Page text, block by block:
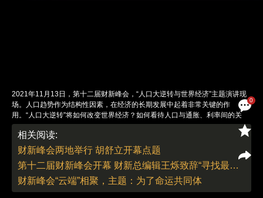
0
2021年11月13日，第十二届财新峰会，“人口大逆转与世界经济”主题演讲现
场。人口趋势作为结构性因素，在经济的长期发展中起着非常关键的作
用。“人口大逆转”将如何改变世界经济？如何看待人口与通胀、利率间的关
系？中国和世界如何共同应对人口老龄化给生产率和经济增长等造成的冲击？
嘉宾围绕以上问题发表演讲。图/财新记者 张芮雪 实习记者 丁可
责任编辑：白雪 | 版面编辑：白雪
相关阅读:
财新峰会两地举行 胡舒立开幕点题
第十二届财新峰会开幕 财新总编辑王烁致辞“寻找最大公约数”
财新峰会“云端”相聚，主题：为了命运共同体